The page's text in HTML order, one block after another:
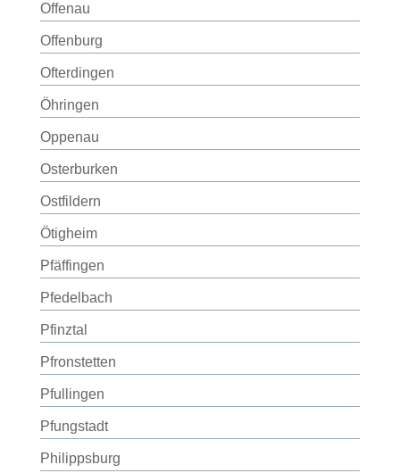
Offenau
Offenburg
Ofterdingen
Öhringen
Oppenau
Osterburken
Ostfildern
Ötigheim
Pfäffingen
Pfedelbach
Pfinztal
Pfronstetten
Pfullingen
Pfungstadt
Philippsburg